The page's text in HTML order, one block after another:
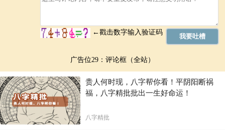
广告位29：评论框（全站）
贵人何时现，八字帮你看！平阴阳断祸
福，八字精批批出一生好命运！
八字精批